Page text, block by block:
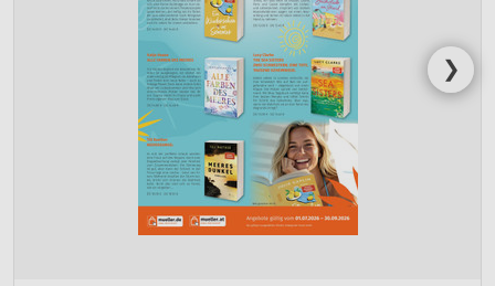
❯